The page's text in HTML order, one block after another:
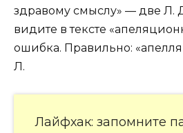
здравому смыслу» — две Л.
видите в тексте
ошибка. Правильно:
Л.
Лайфхак: запомните